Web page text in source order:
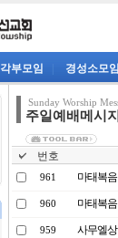
각부모임 경성소모임
Sunday Worship
주일예배메시지
번호
961 마태복음
960 마태복음
959 사무엘상